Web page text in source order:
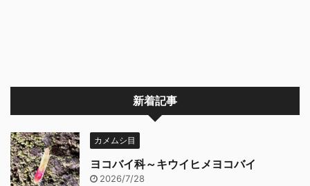
新着記事
カメムシ目
ヨコバイ科～キウイヒメヨコバイ
2026/7/28